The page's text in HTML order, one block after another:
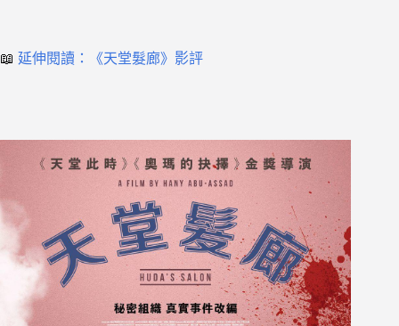
📖 延伸閱讀：《天堂髮廊》影評